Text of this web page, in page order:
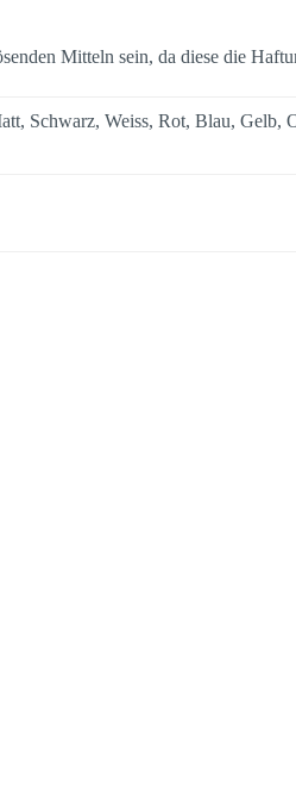
Mitteln sein, da diese die
Schwarz, Weiss, Rot, Blau, Gelb,